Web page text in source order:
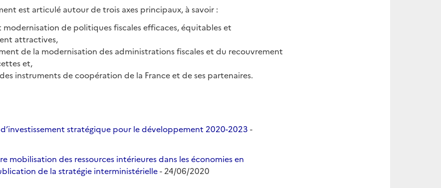
est articulé autour de trois axes principaux, à savoir :
de politiques fiscales efficaces, équitables et
attractives,
de la modernisation des administrations fiscales et du recouvrement
et,
instruments de coopération de la France et de ses partenaires.
stratégique pour le développement 2020-2023 -
mobilisation des ressources intérieures dans les économies en
de la stratégie interministérielle- 24/06/2020